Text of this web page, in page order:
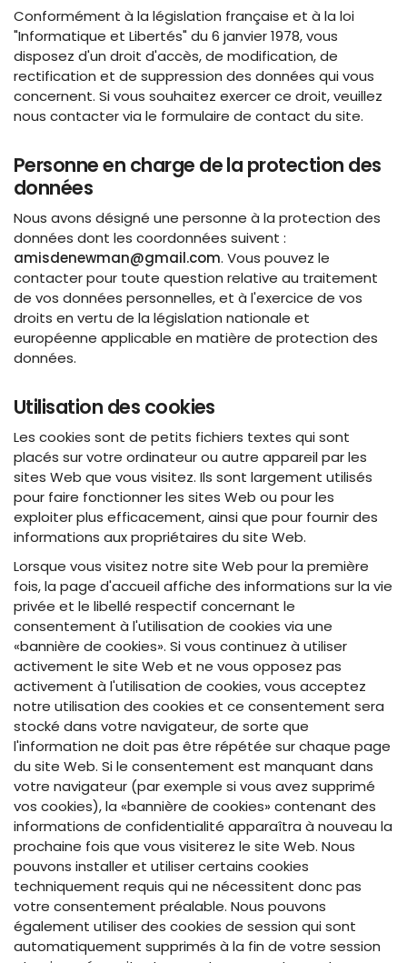
Conformément à la législation française et à la loi
"Informatique et Libertés" du 6 janvier 1978, vous
disposez d'un droit d'accès, de modification, de
rectification et de suppression des données qui vous
concernent. Si vous souhaitez exercer ce droit, veuillez
nous contacter via le formulaire de contact du site.
Personne en charge de la protection des
données
Nous avons désigné une personne à la protection des
données dont les coordonnées suivent :
amisdenewman@gmail.com. Vous pouvez le
contacter pour toute question relative au traitement
de vos données personnelles, et à l'exercice de vos
droits en vertu de la législation nationale et
européenne applicable en matière de protection des
données.
Utilisation des cookies
Les cookies sont de petits fichiers textes qui sont
placés sur votre ordinateur ou autre appareil par les
sites Web que vous visitez. Ils sont largement utilisés
pour faire fonctionner les sites Web ou pour les
exploiter plus efficacement, ainsi que pour fournir des
informations aux propriétaires du site Web.
Lorsque vous visitez notre site Web pour la première
fois, la page d'accueil affiche des informations sur la vie
privée et le libellé respectif concernant le
consentement à l'utilisation de cookies via une
«bannière de cookies». Si vous continuez à utiliser
activement le site Web et ne vous opposez pas
activement à l'utilisation de cookies, vous acceptez
notre utilisation des cookies et ce consentement sera
stocké dans votre navigateur, de sorte que
l'information ne doit pas être répétée sur chaque page
du site Web. Si le consentement est manquant dans
votre navigateur (par exemple si vous avez supprimé
vos cookies), la «bannière de cookies» contenant des
informations de confidentialité apparaîtra à nouveau la
prochaine fois que vous visiterez le site Web. Nous
pouvons installer et utiliser certains cookies
techniquement requis qui ne nécessitent donc pas
votre consentement préalable. Nous pouvons
également utiliser des cookies de session qui sont
automatiquement supprimés à la fin de votre session